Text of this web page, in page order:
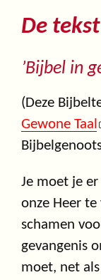
De tekst
’Bijbel in
(Deze
Gewone Taal
Je moet je
onze Heer
schamen
gevangenis
moet, net